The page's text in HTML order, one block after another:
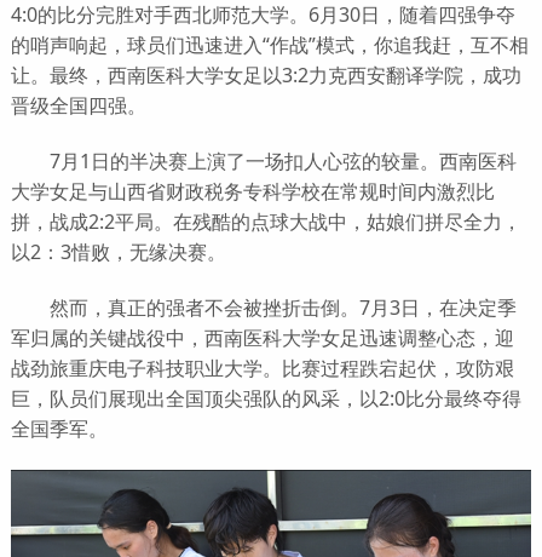
4:0的比分完胜对手西北师范大学。6月30日，随着四强争夺
的哨声响起，球员们迅速进入“作战”模式，你追我赶，互不相
让。最终，西南医科大学女足以3:2力克西安翻译学院，成功
晋级全国四强。
7月1日的半决赛上演了一场扣人心弦的较量。西南医科
大学女足与山西省财政税务专科学校在常规时间内激烈比
拼，战成2:2平局。在残酷的点球大战中，姑娘们拼尽全力，
以2：3惜败，无缘决赛。
然而，真正的强者不会被挫折击倒。7月3日，在决定季
军归属的关键战役中，西南医科大学女足迅速调整心态，迎
战劲旅重庆电子科技职业大学。比赛过程跌宕起伏，攻防艰
巨，队员们展现出全国顶尖强队的风采，以2:0比分最终夺得
全国季军。